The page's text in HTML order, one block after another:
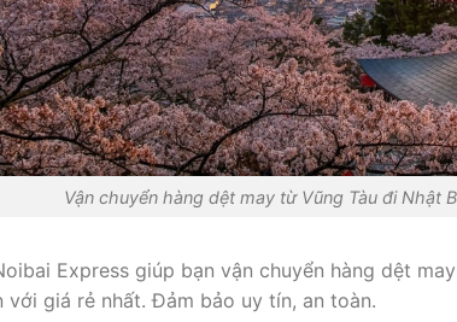
Vận chuyển hàng dệt may từ Vũng Tàu đi Nhật
Express giúp bạn vận chuyển hàng dệt
với giá rẻ nhất. Đảm bảo uy tín, an toàn.